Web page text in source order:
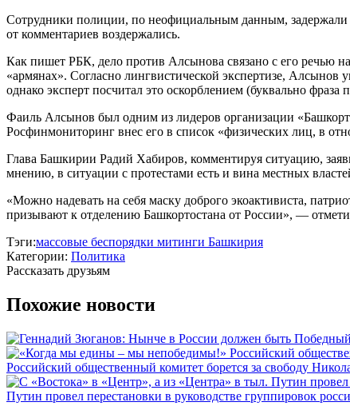
Сотрудники полиции, по неофициальным данным,
от комментариев воздержались.
Как пишет РБК, дело против Алсынова связано с его речью
«армянах». Согласно лингвистической экспертизе,
однако эксперт посчитал это оскорблением (буквально
Фаиль Алсынов был одним из лидеров организации
Росфинмониторинг внес его в список «физических лиц, в
Глава Башкирии Радий Хабиров, комментируя ситуацию,
мнению, в ситуации с протестами есть и вина местных
«Можно надевать на себя маску доброго экоактивиста,
призывают к отделению Башкортостана от России», —
Тэги:массовые беспорядки митинги Башкирия
Категории: Политика
Рассказать друзьям
Похожие новости
Российский общественный комитет борется за свободу
Путин провел перестановки в руководстве группировок